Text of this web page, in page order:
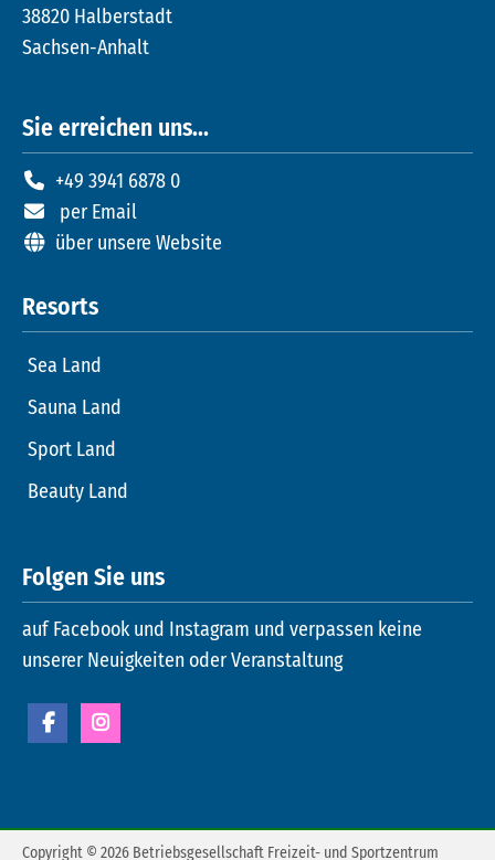
38820 Halberstadt
Sachsen-Anhalt
Sie erreichen uns...
+49 3941 6878 0
per Email
über unsere Website
Resorts
Sea Land
Sauna Land
Sport Land
Beauty Land
Folgen Sie uns
auf Facebook und Instagram und verpassen keine
unserer Neuigkeiten oder Veranstaltung
Copyright © 2026 Betriebsgesellschaft Freizeit- und Sportzentrum